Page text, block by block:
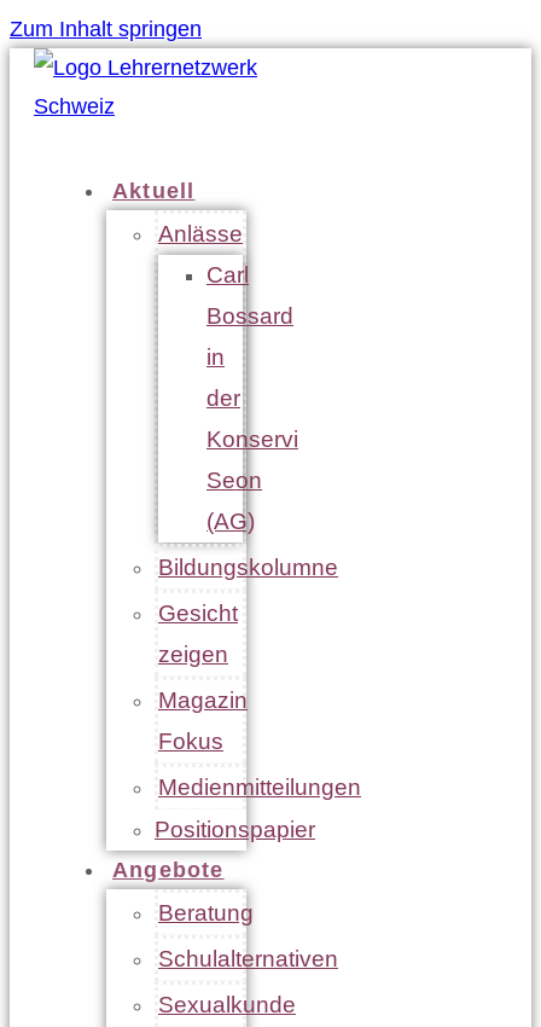
Zum Inhalt springen
Aktuell
Anlässe
Carl
Bossard
in
der
Konservi
Seon
(AG)
Bildungskolumne
Gesicht
zeigen
Magazin
Fokus
Medienmitteilungen
Positionspapier
Angebote
Beratung
Schulalternativen
Sexualkunde